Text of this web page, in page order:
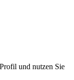
und nutzen Sie